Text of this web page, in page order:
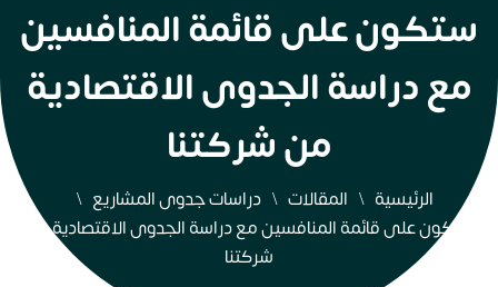
ستكون على قائمة المنافسين
مع دراسة الجدوى الاقتصادية
من شركتنا
الرئيسية المقالات
دراسات جدوى المشاريع
ستكون على قائمة المنافسين مع دراسة الجدوى الاقتصادية من
شركتنا